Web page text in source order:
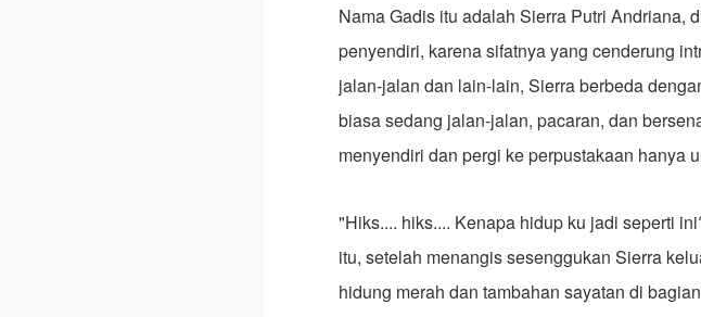
Nama Gadis itu adalah Sierra Putri Andriana,
penyendiri, karena sifatnya yang cenderung
jalan-jalan dan lain-lain, Sierra berbeda
biasa sedang jalan-jalan, pacaran, dan
menyendiri dan pergi ke perpustakaan hanya
"Hiks.... hiks.... Kenapa hidup ku jadi seperti
itu, setelah menangis sesenggukan Sierra
hidung merah dan tambahan sayatan di